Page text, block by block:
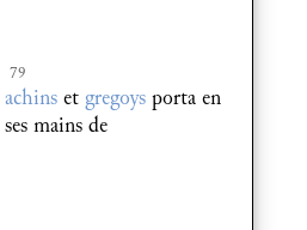
79
achinset gregoysporta en
ses mains de